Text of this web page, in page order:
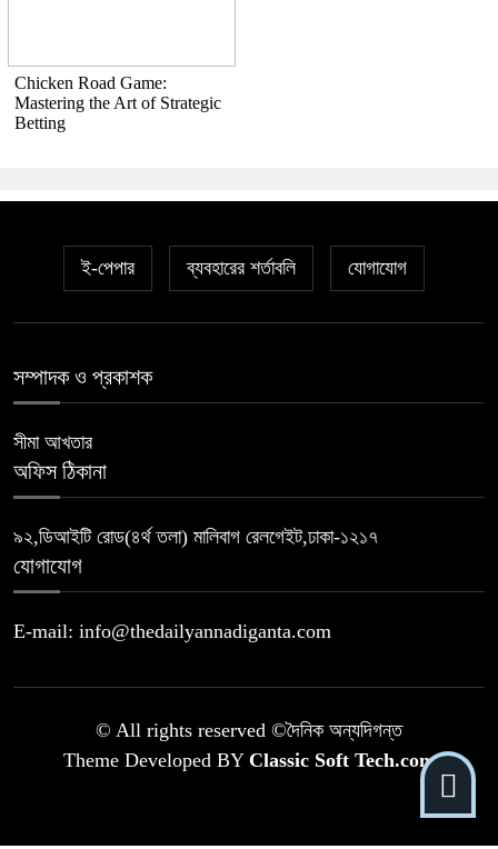
Chicken Road Game:
Mastering the Art of Strategic
Betting
ই-পেপার ব্যবহারের শর্তাবলি যোগাযোগ
সম্পাদক ও প্রকাশক
সীমা আখতার
অফিস ঠিকানা
৯২,ডিআইটি রোড(৪র্থ তলা) মালিবাগ রেলগেইট,ঢাকা-১২১৭
যোগাযোগ
E-mail: info@thedailyannadiganta.com
© All rights reserved ©দৈনিক অন্যদিগন্ত
Theme Developed BY Classic Soft Tech.com